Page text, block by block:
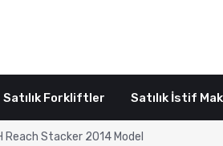
Satılık Forkliftler Satılık İstif
Reach Stacker 2014 Model